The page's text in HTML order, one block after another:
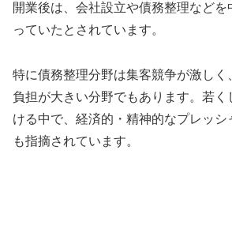
開業後は、会社設立や債務整理など
っていたとされています。
特に債務整理分野は集客競争が激しく
負担が大きい分野でもあります。若
ける中で、経済的・精神的なプレッシ
も指摘されています。